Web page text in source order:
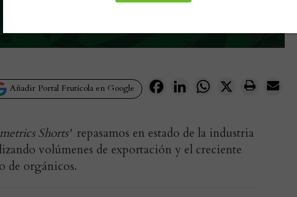
Añadir Portal Frutícola en Google FacebookLinkedInWhatsApp
X
Shorts' repasamos en estado de la industria
volúmenes de exportación y el creciente
de orgánicos.